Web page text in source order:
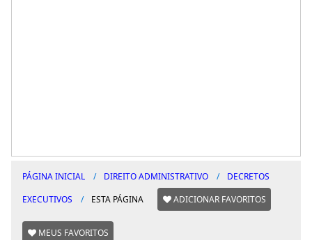
PÁGINA INICIAL DIREITO ADMINISTRATIVO
DECRETOS
EXECUTIVOS
ESTA PÁGINA ADICIONAR FAVORITOS
MEUS FAVORITOS